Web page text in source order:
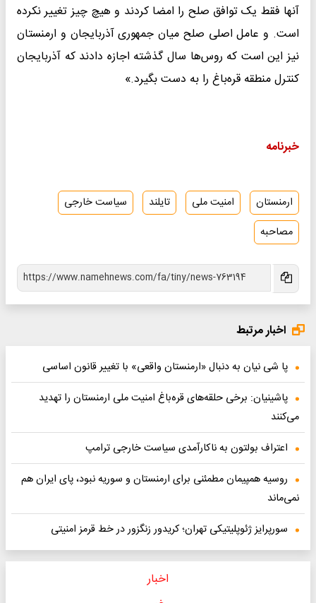
آنها فقط یک توافق صلح را امضا کردند و هیچ چیز تغییر نکرده
است. و عامل اصلی صلح میان جمهوری آذربایجان و ارمنستان
نیز این است که روس‌ها سال گذشته اجازه دادند که آذربایجان
کنترل منطقه قره‌باغ را به دست بگیرد.»
خبرنامه
ارمنستان امنیت ملی تایلند
سیاست خارجی
مصاحبه
اخبار مرتبط
پا شی نیان به دنبال «ارمنستان واقعی» با تغییر قانون اساسی
پاشینیان: برخی حلقه‌های قره‌باغ امنیت ملی ارمنستان را تهدید
می‌کنند
اعتراف بولتون به ناکارآمدی سیاست خارجی ترامپ
روسیه همپیمان مطمئنی برای ارمنستان و سوریه نبود، پای ایران هم
نمی‌ماند
سورپرایز ژئوپلیتیکی تهران؛ کریدور زنگزور در خط قرمز امنیتی
اخبار